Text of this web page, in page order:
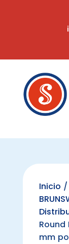
Inicio /
Round
mm